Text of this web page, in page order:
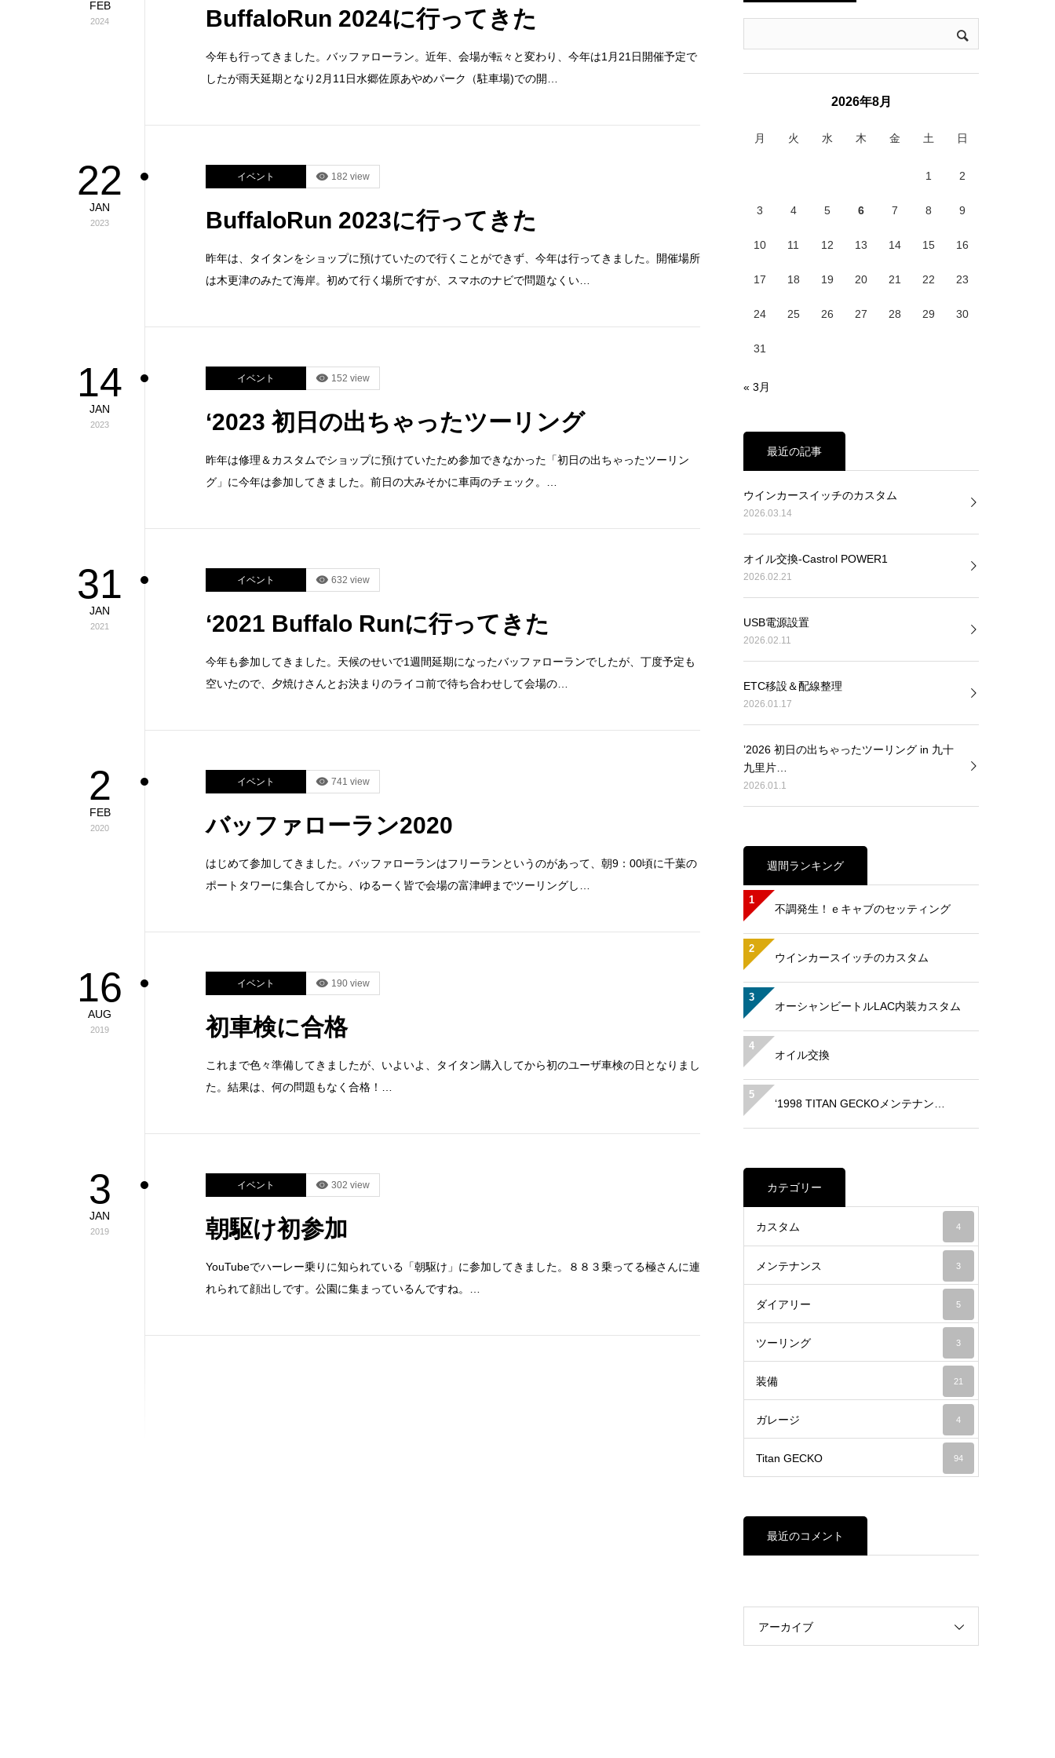
FEB
2024 BuffaloRun 2024に行ってきた
今年も行ってきました。バッファローラン。近年、会場が転々と変わり、今年は1月21日開催予定で
したが雨天延期となり2月11日水郷佐原あやめパーク（駐車場)での開…
22
JAN
2023
イベント 182 view
BuffaloRun 2023に行ってきた
昨年は、タイタンをショップに預けていたので行くことができず、今年は行ってきました。開催場所
は木更津のみたて海岸。初めて行く場所ですが、スマホのナビで問題なくい…
14
JAN
2023
イベント 152 view
‘2023 初日の出ちゃったツーリング
昨年は修理＆カスタムでショップに預けていたため参加できなかった「初日の出ちゃったツーリン
グ」に今年は参加してきました。前日の大みそかに車両のチェック。…
31
JAN
2021
イベント 632 view
‘2021 Buffalo Runに行ってきた
今年も参加してきました。天候のせいで1週間延期になったバッファローランでしたが、丁度予定も
空いたので、夕焼けさんとお決まりのライコ前で待ち合わせして会場の…
2
FEB
2020
イベント 741 view
バッファローラン2020
はじめて参加してきました。バッファローランはフリーランというのがあって、朝9：00頃に千葉の
ポートタワーに集合してから、ゆるーく皆で会場の富津岬までツーリングし…
16
AUG
2019
イベント 190 view
初車検に合格
これまで色々準備してきましたが、いよいよ、タイタン購入してから初のユーザ車検の日となりまし
た。結果は、何の問題もなく合格！…
3
JAN
2019
イベント 302 view
朝駆け初参加
YouTubeでハーレー乗りに知られている「朝駆け」に参加してきました。８８３乗ってる極さんに連
れられて顔出しです。公園に集まっているんですね。…
2026年8月
月 火 水 木 金 土 日
1 2
3 4 5 6 7 8 9
10 11 12 13 14 15 16
17 18 19 20 21 22 23
24 25 26 27 28 29 30
31
« 3月
最近の記事
ウインカースイッチのカスタム
2026.03.14
オイル交換-Castrol POWER1
2026.02.21
USB電源設置
2026.02.11
ETC移設＆配線整理
2026.01.17
’2026 初日の出ちゃったツーリング in 九十
九里片…
2026.01.1
週間ランキング
1
不調発生！ｅキャブのセッティング
2
ウインカースイッチのカスタム
3
オーシャンビートルLAC内装カスタム
4
オイル交換
5
‘1998 TITAN GECKOメンテナン…
カテゴリー
カスタム 4
メンテナンス 3
ダイアリー 5
ツーリング 3
装備 21
ガレージ 4
Titan GECKO 94
最近のコメント
アーカイブ